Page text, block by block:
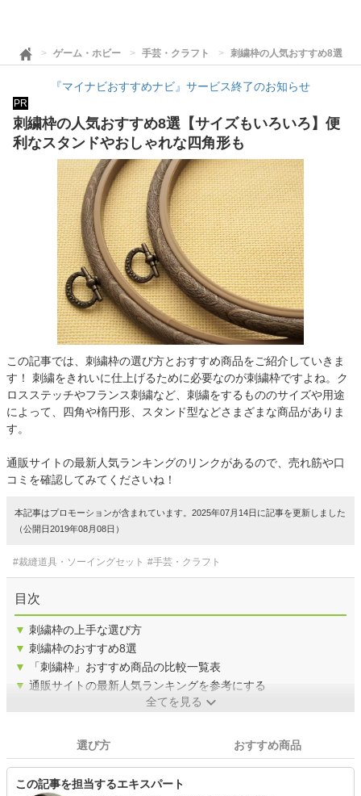
ゲーム・ホビー 手芸・クラフト 刺繍枠の人気おすすめ8選【
『マイナビおすすめナビ』サービス終了のお知らせ
PR
刺繍枠の人気おすすめ8選【サイズもいろいろ】便
利なスタンドやおしゃれな四角形も
この記事では、刺繍枠の選び方とおすすめ商品をご紹介していきま
す！ 刺繍をきれいに仕上げるために必要なのが刺繍枠ですよね。ク
ロスステッチやフランス刺繍など、刺繍をするもののサイズや用途
によって、四角や楕円形、スタンド型などさまざまな商品がありま
す。
通販サイトの最新人気ランキングのリンクがあるので、売れ筋や口
コミを確認してみてくださいね！
本記事はプロモーションが含まれています。2025年07月14日に記事を更新しました
（公開日2019年08月08日）
#裁縫道具・ソーイングセット #手芸・クラフト
目次
▼ 刺繍枠の上手な選び方
▼ 刺繍枠のおすすめ8選
▼
「刺繍枠」おすすめ商品の比較一覧表
▼ 通販サイトの最新人気ランキングを参考にする
全てを見る
選び方 おすすめ商品
この記事を担当するエキスパート